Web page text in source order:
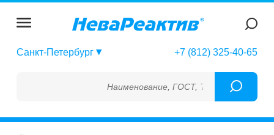
Санкт-Петербург +7 (812) 325-40-65
Наименование, ГОСТ, ТУ, ГСО, МСО,